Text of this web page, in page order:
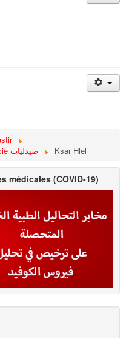
Ksar Hlel
médicales (COVID-19)